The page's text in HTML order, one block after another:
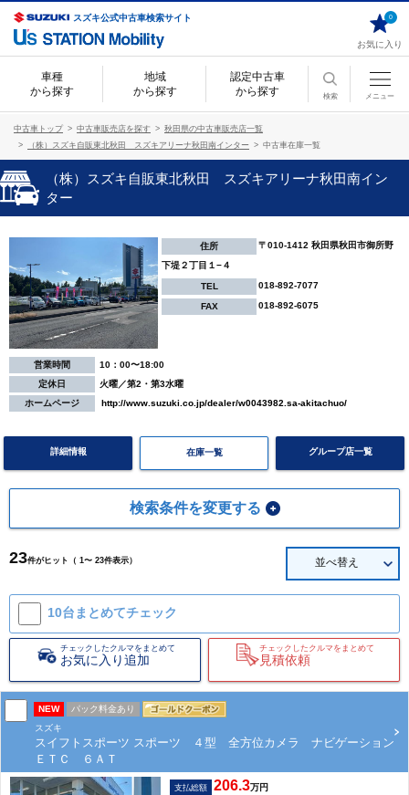
スズキ公式中古車検索サイト
お気に入り
0
車種
から探す
地域
から探す
認定中古車
から探す
検索 メニュー
中古車トップ 中古車販売店を探す
秋田県の中古車販売店一覧
（株）スズキ自販東北秋田 スズキアリーナ秋田南インター
中古車在庫一覧
（株）スズキ自販東北秋田 スズキアリーナ秋田南イン
ター
住所 〒010-1412 秋田県秋田市御所野
下堤２丁目１−４
TEL 018-892-7077
FAX 018-892-6075
営業時間
10：00〜18:00
定休日
火曜／第2・第3水曜
ホームページ
http://www.suzuki.co.jp/dealer/w0043982.sa-akitachuo/
詳細情報 在庫一覧 グループ店一覧
検索条件を変更する
23件がヒット（ 1〜 23件表示） 並べ替え
10台まとめてチェック
チェックしたクルマをまとめて
お気に入り追加
チェックしたクルマをまとめて
見積依頼
NEW
パック料金あり
スズキ
スイフトスポーツ スポーツ ４型 全方位カメラ ナビゲーション
ＥＴＣ ６ＡＴ
支払総額 206.3万円